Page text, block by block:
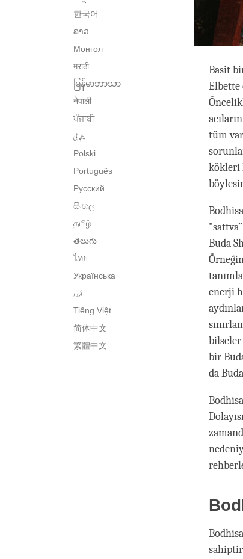
한국어
ລາວ
Монгол
मराठी
မြန်မာဘာသာ
नेपाली
ਪੰਜਾਬੀ
پنجابی
Polski
Português
Русский
සිංහල
தமிழ்
తెలుగు
ไทย
Українська
اُردو
Tiếng Việt
简体中文
繁體中文
Basit
Elbette
tüm
kökleri
Buda
enerji
bilseler
bir
da